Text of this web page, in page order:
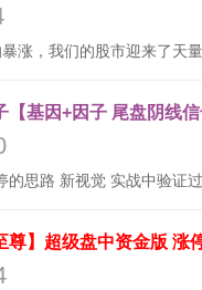
【基因+因子 尾盘阴线